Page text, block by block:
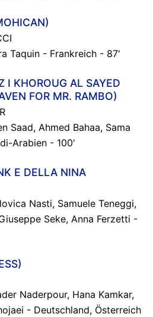
Taquin - Frankreich - 87'
I KHOROUG AL SAYED
FOR MR. RAMBO)
Saad, Ahmed Bahaa, Sama
Arabien - 100'
E DELLA NINA
Nasti, Samuele Teneggi,
Seke, Anna Ferzetti -
Naderpour, Hana Kamkar,
- Deutschland, Österreich